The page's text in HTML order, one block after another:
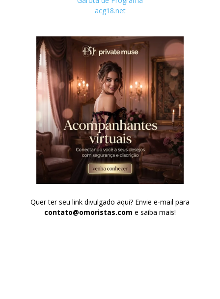
acg18.net
Quer ter seu link divulgado aqui? Envie e-mail para
contato@omoristas.com e saiba mais!